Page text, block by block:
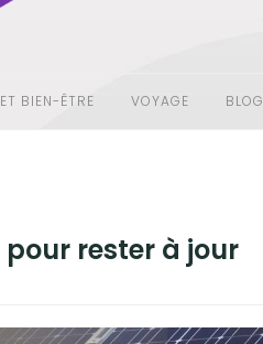
BIEN-ÊTRE VOYAGE BLOG
pour rester à jour